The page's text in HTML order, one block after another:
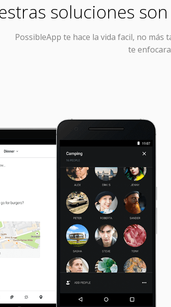
soluciones
PossibleApp te hace la vida facil, no más
te